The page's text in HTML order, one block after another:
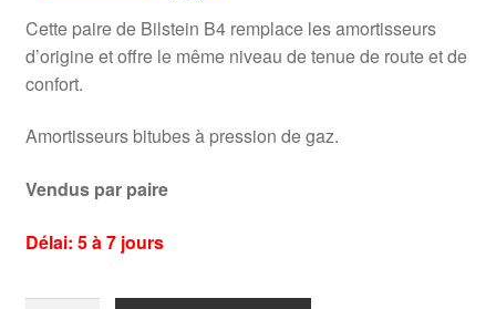
Cette paire de Bilstein B4 remplace les amortisseurs
d’origine et offre le même niveau de tenue de route et de
confort.
Amortisseurs bitubes à pression de gaz.
Vendus par paire
Délai: 5 à 7 jours